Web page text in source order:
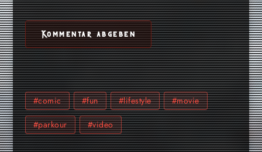
#comic #fun #lifestyle #movie
#parkour #video